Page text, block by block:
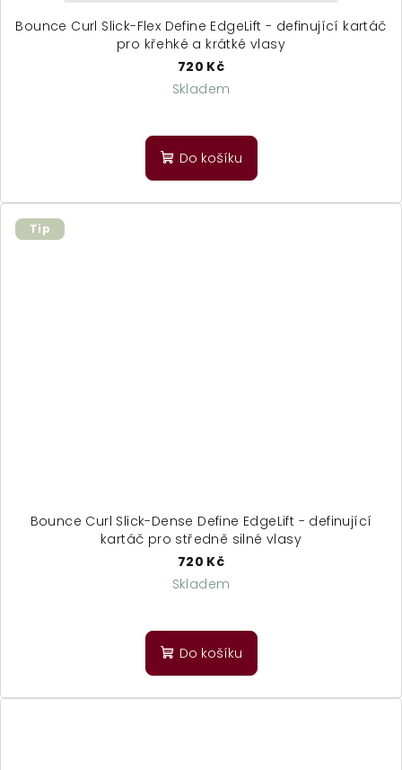
Bounce Curl Slick-Flex Define EdgeLift - definující kartáč
pro křehké a krátké vlasy
720 Kč
Skladem
hodnocení
produktu
z
Do košíku
Tip
Bounce Curl Slick-Dense Define EdgeLift - definující
kartáč pro středně silné vlasy
720 Kč
Skladem
Do košíku